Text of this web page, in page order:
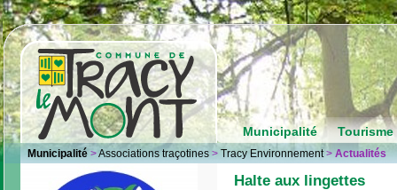
Municipalité
Municipalité >Associations traçotines > Tracy Environnement> Actualités
Halte aux lingettes